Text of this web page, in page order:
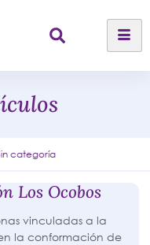
categoría
Los Ocobos
vinculadas a la
la conformación de